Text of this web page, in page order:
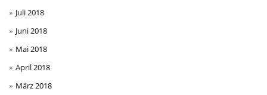
Juli 2018
Juni 2018
Mai 2018
April 2018
März 2018